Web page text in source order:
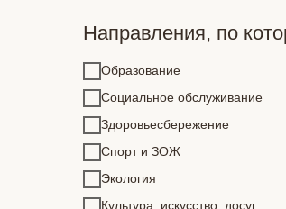
Направления, по
Образование
Социальное обслуживание
Здоровьесбережение
Спорт и ЗОЖ
Экология
Культура, искусство, досуг